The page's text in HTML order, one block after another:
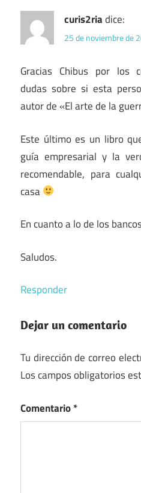
curis2riadice:
25 de noviembre de
Gracias Chibus por los
dudas sobre si esta
autor de «El arte de la
Este último es un libro
guía empresarial y la
recomendable, para
casa
En cuanto a lo de los
Saludos.
Responder
Dejar un comentario
Tu dirección de correo
Los campos obligatorios
Comentario*